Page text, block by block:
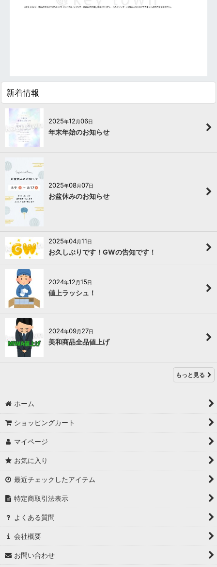
新着情報
2025年12 月06日
年末年始のお知らせ
2025年08月07日
お盆休みのお知らせ
2025年04月11日
お久しぶりです！GWの告知です！
2024年12 月15日
値上ラッシュ！
2024年09月 27日
美和商品全品値上げ
もっと見る
ホーム
ショッピングカート
マイページ
お気に入り
最近チェックしたアイテム
特定商取引法表示
よくある質問
会社概要
お問い合わせ